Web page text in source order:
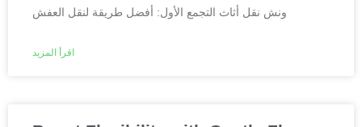
ونش نقل أثاث التجمع الأول: أفضل طريقة لنقل العفش
اقرأ المزيد